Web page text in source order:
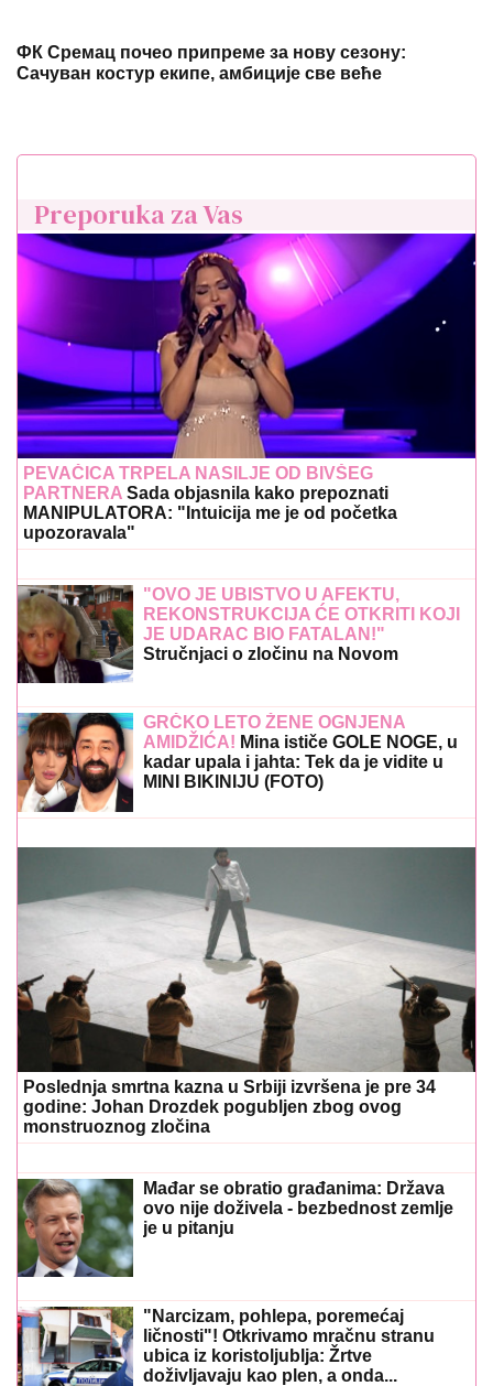
ФК Сремац почео припреме за нову сезону:
Сачуван костур екипе, амбиције све веће
Preporuka za Vas
PEVAČICA TRPELA NASILJE OD BIVŠEG
PARTNERA Sada objasnila kako prepoznati
MANIPULATORA: "Intuicija me je od početka
upozoravala"
"OVO JE UBISTVO U AFEKTU,
REKONSTRUKCIJA ĆE OTKRITI KOJI
JE UDARAC BIO FATALAN!"
Stručnjaci o zločinu na Novom
GRČKO LETO ŽENE OGNJENA
AMIDŽIĆA! Mina ističe GOLE NOGE, u
kadar upala i jahta: Tek da je vidite u
MINI BIKINIJU (FOTO)
Poslednja smrtna kazna u Srbiji izvršena je pre 34
godine: Johan Drozdek pogubljen zbog ovog
monstruoznog zločina
Mađar se obratio građanima: Država
ovo nije doživela - bezbednost zemlje
je u pitanju
"Narcizam, pohlepa, poremećaj
ličnosti"! Otkrivamo mračnu stranu
ubica iz koristoljublja: Žrtve
doživljavaju kao plen, a onda...